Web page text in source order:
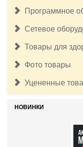
Программное
Сетевое
Товары для
Фото товары
Уцененные
НОВИНКИ